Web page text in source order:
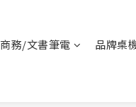
商務/文書筆電 品牌桌